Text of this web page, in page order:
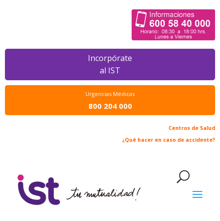
Incorpórate
al IST
Urgencias Médicas
800 204 000
Centros de Salud
¿Qué hacer en caso de accidente?